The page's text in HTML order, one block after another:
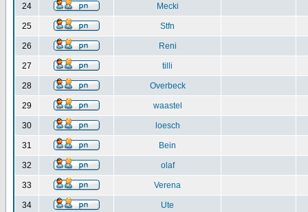
24 Mecki
25 Stfn
26 Reni
27 tilli
28 Overbeck
29 waastel
30 loesch
31 Bein
32 olaf
33 Verena
34 Ute